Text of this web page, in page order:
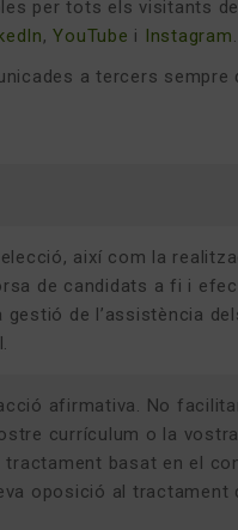
per tots els visitants
,YouTube i Instagram.
a tercers sempre
així com la
de candidats a fi i
de l’assistència
afirmativa. No
currículum o la vostra
basat en el
oposició al tractament